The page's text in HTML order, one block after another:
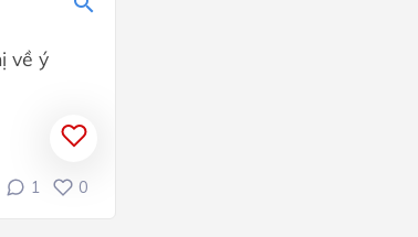
về ý
1 0